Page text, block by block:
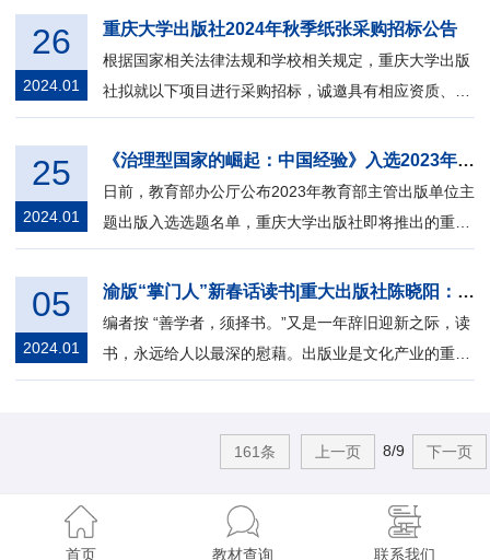
重庆大学出版社2024年秋季纸张采购招标公告
根据国家相关法律法规和学校相关规定，重庆大学出版
社拟就以下项目进行采购招标，诚邀具有相应资质、能
力、信誉的供应商参加。 一、项目名...
26
2024.01
《治理型国家的崛起：中国经验》入选2023年教育部主管出版单位主题出版名单
日前，教育部办公厅公布2023年教育部主管出版单位主
题出版入选选题名单，重庆大学出版社即将推出的重磅
学术著作《治理型国家的崛起：中国经...
25
2024.01
渝版“掌门人”新春话读书|重大出版社陈晓阳：高山仰止，阅读不息，步履不停
编者按 “善学者，须择书。”又是一年辞旧迎新之际，读
书，永远给人以最深的慰藉。出版业是文化产业的重要
组成部分，出版社则是优质阅读资...
05
2024.01
161条 上一页 8/9 下一页
首页 教材查询 联系我们